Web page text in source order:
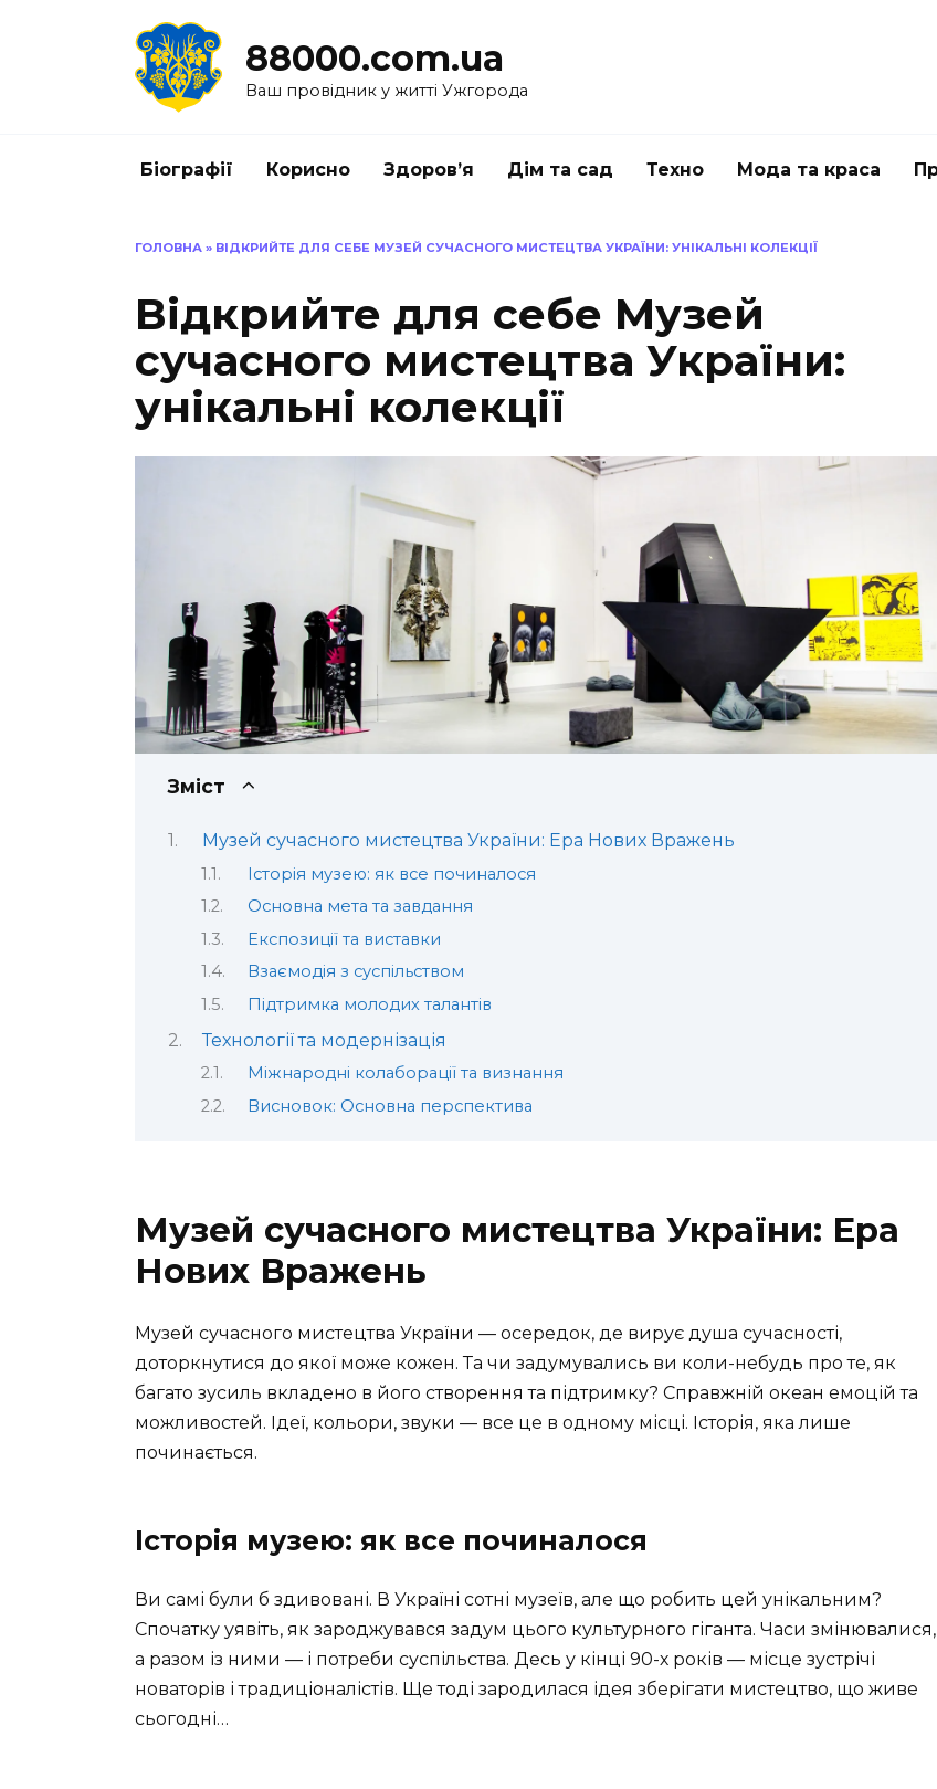
88000.com.ua
Ваш провідник у житті Ужгорода
Біографії Корисно Здоров’я Дім та сад Техно Мода та краса
ГОЛОВНА » ВІДКРИЙТЕ ДЛЯ СЕБЕ МУЗЕЙ СУЧАСНОГО МИСТЕЦТВА УКРАЇНИ: УНІКАЛЬНІ КОЛЕКЦІЇ
Відкрийте для себе Музей
сучасного мистецтва України:
унікальні колекції
Зміст
Музей сучасного мистецтва України: Ера Нових Вражень
Історія музею: як все починалося
Основна мета та завдання
Експозиції та виставки
Взаємодія з суспільством
Підтримка молодих талантів
Технології та модернізація
Міжнародні колаборації та визнання
Висновок: Основна перспектива
Музей сучасного мистецтва України: Ера
Нових Вражень
Музей сучасного мистецтва України — осередок, де вирує душа сучасності,
доторкнутися до якої може кожен. Та чи задумувались ви коли-небудь про те, як
багато зусиль вкладено в його створення та підтримку? Справжній океан емоцій та
можливостей. Ідеї, кольори, звуки — все це в одному місці. Історія, яка лише
починається.
Історія музею: як все починалося
Ви самі були б здивовані. В Україні сотні музеїв, але що робить цей унікальним?
Спочатку уявіть, як зароджувався задум цього культурного гіганта. Часи змінювалися,
а разом із ними — і потреби суспільства. Десь у кінці 90-х років — місце зустрічі
новаторів і традиціоналістів. Ще тоді зародилася ідея зберігати мистецтво, що живе
сьогодні…